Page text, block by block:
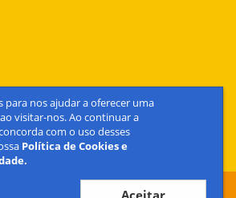
para nos ajudar a oferecer uma
visitar-nos. Ao continuar a
com o uso desses
Política de Cookies e
Aceitar